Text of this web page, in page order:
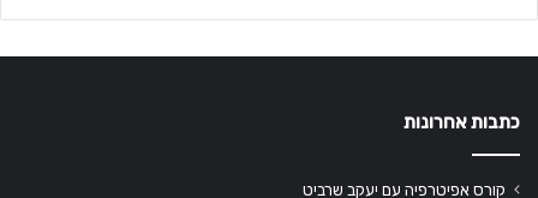
כתבות אחרונות
קורס אפיטרפיה עם יעקב שרביט